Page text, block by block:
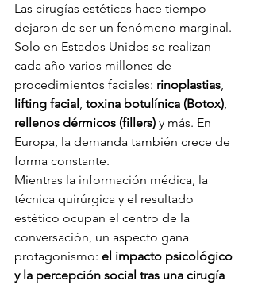
Las cirugías estéticas hace tiempo
dejaron de ser un fenómeno marginal.
Solo en Estados Unidos se realizan
cada año varios millones de
procedimientos faciales: rinoplastias,
lifting facial, toxina botulínica (Botox),
rellenos dérmicos (fillers) y más. En
Europa, la demanda también crece de
forma constante.
Mientras la información médica, la
técnica quirúrgica y el resultado
estético ocupan el centro de la
conversación, un aspecto gana
protagonismo: el impacto psicológico
y la percepción social tras una cirugía